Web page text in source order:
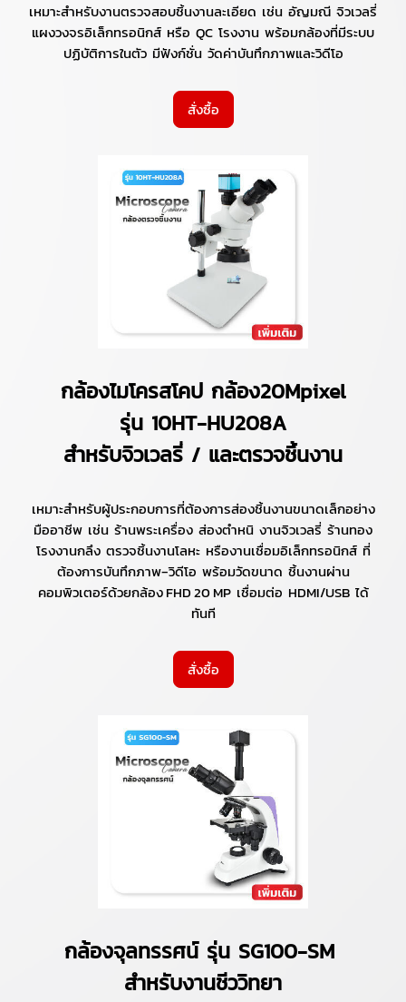
เหมาะสำหรับงานตรวจสอบชิ้นงานละเอียด เช่น อัญมณี จิวเวลรี่
แผงวงจรอิเล็กทรอนิกส์ หรือ QC โรงงาน พร้อมกล้องที่มีระบบ
ปฏิบัติการในตัว มีฟังก์ชั่น วัดค่าบันทึกภาพและวิดีโอ
สั่งซื้อ
กล้องไมโครสโคป กล้อง20Mpixel
รุ่น 10HT-HU208A
สำหรับจิวเวลรี่ / และตรวจชิ้นงาน
เหมาะสำหรับผู้ประกอบการที่ต้องการส่องชิ้นงานขนาดเล็กอย่าง
มืออาชีพ เช่น ร้านพระเครื่อง ส่องตำหนิ งานจิวเวลรี่ ร้านทอง
โรงงานกลึง ตรวจชิ้นงานโลหะ หรืองานเชื่อมอิเล็กทรอนิกส์ ที่
ต้องการบันทึกภาพ‑วิดีโอ พร้อมวัดขนาด ชิ้นงานผ่าน
คอมพิวเตอร์ด้วยกล้อง FHD 20 MP เชื่อมต่อ HDMI/USB ได้
ทันที
สั่งซื้อ
กล้องจุลทรรศน์ รุ่น SG100-SM
สำหรับงานชีววิทยา